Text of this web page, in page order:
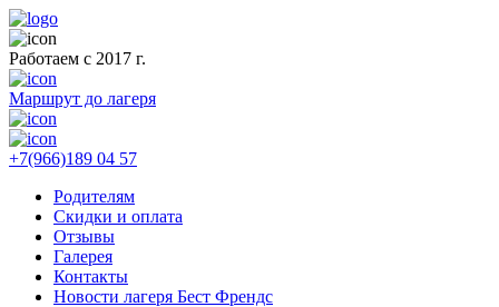
Работаем с 2017 г.
Маршрут до лагеря
+7(966)189 04 57
Родителям
Скидки и оплата
Отзывы
Галерея
Контакты
Новости лагеря Бест Френдс